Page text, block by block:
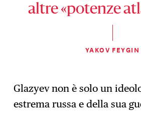
altre «potenze
YAKOV FEYGIN
Glazyev non è solo un
estrema russa e della sua